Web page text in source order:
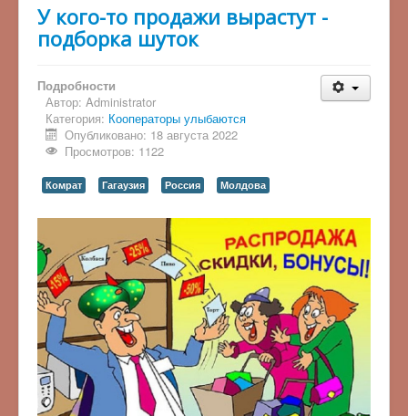
У кого-то продажи вырастут -
подборка шуток
Подробности
Автор: Administrator
Категория: Кооператоры улыбаются
Опубликовано: 18 августа 2022
Просмотров: 1122
Комрат Гагаузия Россия Молдова